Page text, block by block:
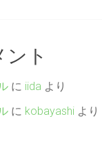
ト
に iida より
に kobayashi より